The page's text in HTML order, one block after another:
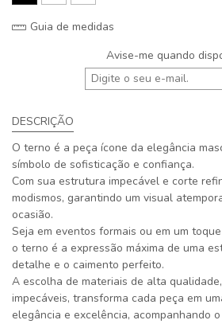
Guia de medidas
Avise-me quando
DESCRIÇÃO
O terno é a peça ícone da elegância
símbolo de sofisticação e confiança.
Com sua estrutura impecável e corte
modismos, garantindo um visual
ocasião.
Seja em eventos formais ou em um
o terno é a expressão máxima de uma
detalhe e o caimento perfeito.
A escolha de materiais de alta
impecáveis, transforma cada peça em
elegância e excelência, acompanhando